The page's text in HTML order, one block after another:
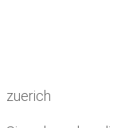
zuerich